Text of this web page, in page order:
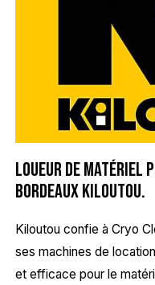
Loueur de matériel
Bordeaux Kiloutou.
Kiloutou confie à Cryo
ses machines de
et efficace pour le